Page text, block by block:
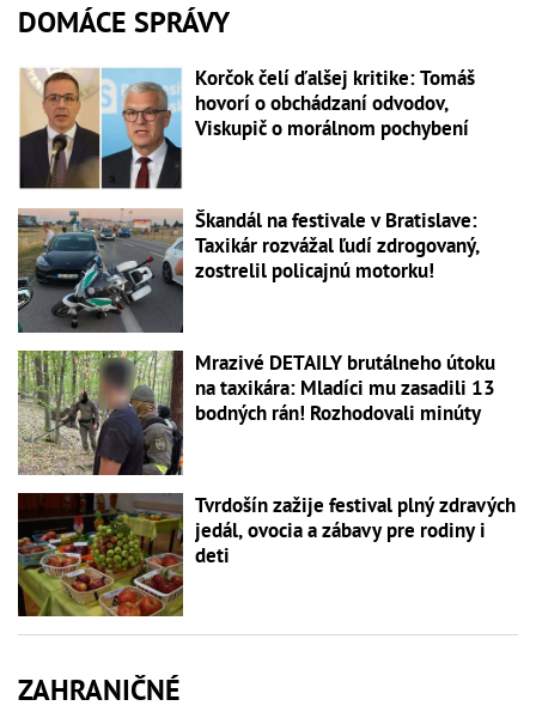
DOMÁCE SPRÁVY
Korčok čelí ďalšej kritike: Tomáš
hovorí o obchádzaní odvodov,
Viskupič o morálnom pochybení
Škandál na festivale v Bratislave:
Taxikár rozvážal ľudí zdrogovaný,
zostrelil policajnú motorku!
Mrazivé DETAILY brutálneho útoku
na taxikára: Mladíci mu zasadili 13
bodných rán! Rozhodovali minúty
Tvrdošín zažije festival plný zdravých
jedál, ovocia a zábavy pre rodiny i
deti
ZAHRANIČNÉ